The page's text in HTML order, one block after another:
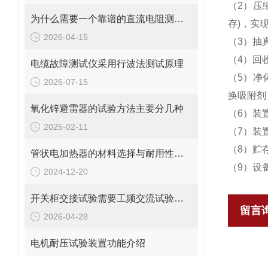
为什么需要一个靠谱的直流电阻测试仪？
2026-04-15
电缆故障测试仪采用行波法测试原理
2026-07-15
氧化锌避雷器的试验方法主要分几种
2025-02-11
管状电加热器的材料选择与耐用性分析
2024-12-20
开关柜交接试验需要工频交流试验装置吗？
2026-04-28
电机耐压试验装置功能介绍
（2）
存)，实
（3）
（4）
（5）
换吸附
（6）
（7）
（8）
（9）
留言